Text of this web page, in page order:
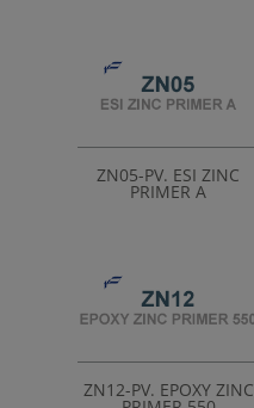
ZN05-PV. ESI ZINC
PRIMER A
ZN12-PV. EPOXY ZINC